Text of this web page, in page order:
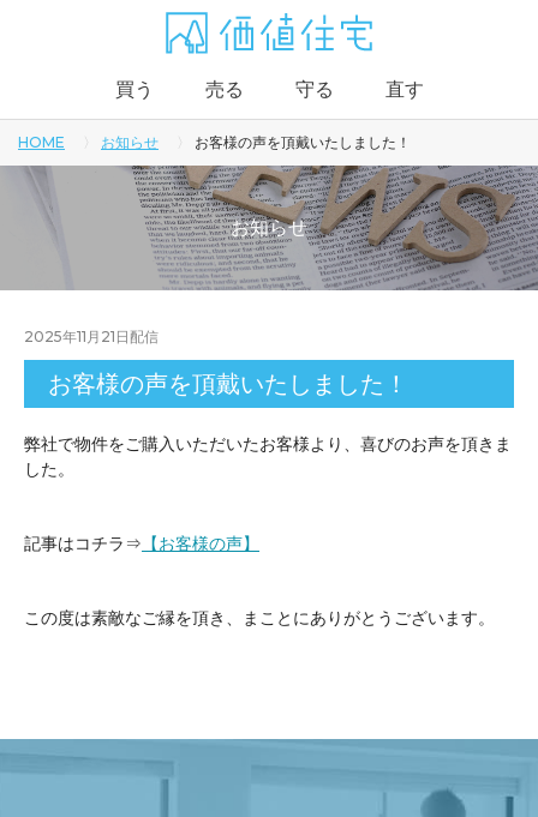
買う 売る 守る 直す
HOME お知らせ お客様の声を頂戴いたしました！
お知らせ
2025年11月21日 配信
お客様の声を頂戴いたしました！
弊社で物件をご購入いただいたお客様より、喜びのお声を頂きま
した。
記事はコチラ⇒ 【お客様の声】
この度は素敵なご縁を頂き、まことにありがとうございます。